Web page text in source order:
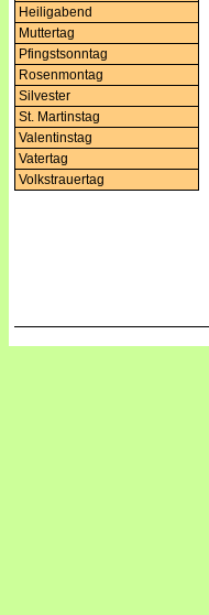
Heiligabend
Muttertag
Pfingstsonntag
Rosenmontag
Silvester
St. Martinstag
Valentinstag
Vatertag
Volkstrauertag